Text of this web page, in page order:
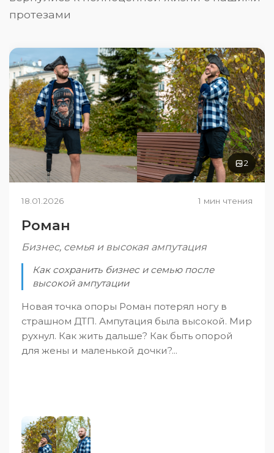
протезами
2
18.01.2026 1 мин чтения
Роман
Бизнес, семья и высокая ампутация
Как сохранить бизнес и семью после
высокой ампутации
Новая точка опоры Роман потерял ногу в
страшном ДТП. Ампутация была высокой. Мир
рухнул. Как жить дальше? Как быть опорой
для жены и маленькой дочки?...